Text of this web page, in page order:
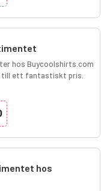
hos Buycoolshirts.com
till ett fantastiskt pris.
hos